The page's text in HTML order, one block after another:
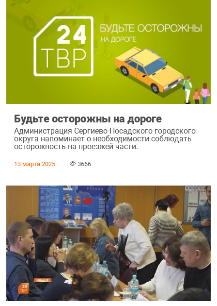
Будьте осторожны на дороге
Администрация Сергиево-Посадского городского
округа напоминает о необходимости соблюдать
осторожность на проезжей части.
13 марта 2025 3666